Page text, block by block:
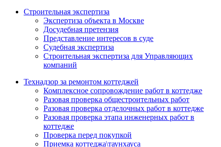
Строительная экспертиза
Экспертиза объекта в Москве
Досудебная претензия
Представление интересов в суде
Судебная экспертиза
Строительная экспертиза для Управляющих
компаний
Технадзор за ремонтом коттеджей
Комплексное сопровождение работ в коттедже
Разовая проверка общестроительных работ
Разовая проверка отделочных работ в коттедже
Разовая проверка этапа инженерных работ в
коттедже
Проверка перед покупкой
Приемка коттеджа\таунхауса